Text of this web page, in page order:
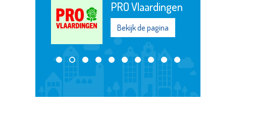
PRO Vlaardingen
Bekijk de pagina